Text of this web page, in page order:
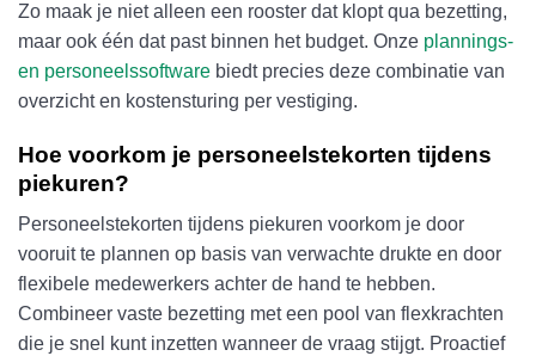
Zo maak je niet alleen een rooster dat klopt qua bezetting,
maar ook één dat past binnen het budget. Onze plannings-
en personeelssoftware biedt precies deze combinatie van
overzicht en kostensturing per vestiging.
Hoe voorkom je personeelstekorten tijdens
piekuren?
Personeelstekorten tijdens piekuren voorkom je door
vooruit te plannen op basis van verwachte drukte en door
flexibele medewerkers achter de hand te hebben.
Combineer vaste bezetting met een pool van flexkrachten
die je snel kunt inzetten wanneer de vraag stijgt. Proactief